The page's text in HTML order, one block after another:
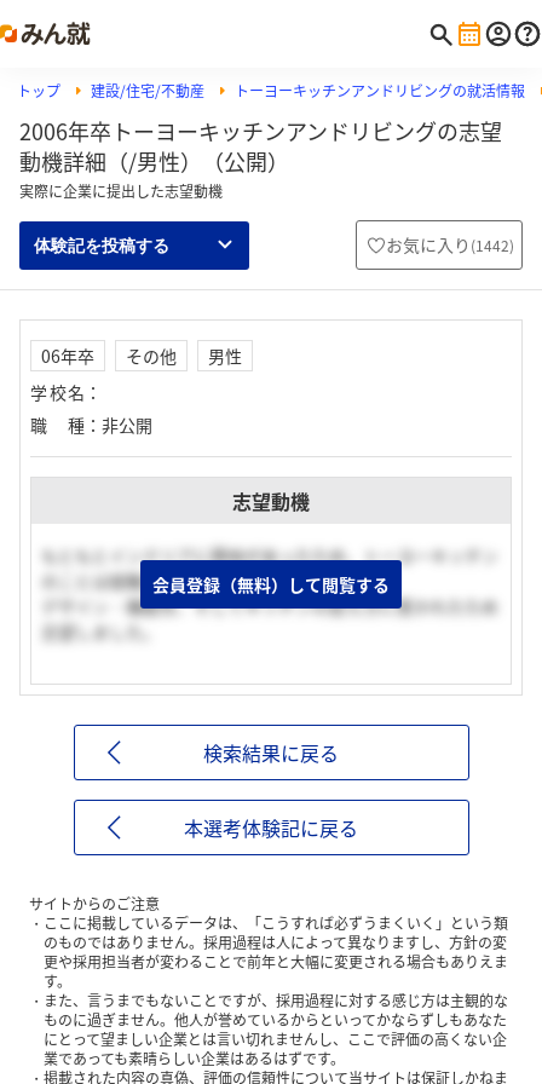
トップ 建設/住宅/不動産 トーヨーキッチンアンドリビングの就活情報
2006年卒トーヨーキッチンアンドリビングの志望
動機詳細（/男性）（公開）
実際に企業に提出した志望動機
体験記を投稿する お気に入り (1442)
06年卒 その他
男性
学校名 ：
職種 ： 非公開
志望動機
もともとインテリアに興味があったため、トーヨーキッチン
のことは就職活動以前から知っていて、
デザイン・機能性、そしてキッチンの捉え方に惹かれたため
志望しました。
会員登録（無料）して閲覧する
検索結果に戻る
本選考体験記に戻る
サイトからのご注意
ここに掲載しているデータは、「こうすれば必ずうまくいく」という類
のものではありません。採用過程は人によって異なりますし、方針の変
更や採用担当者が変わることで前年と大幅に変更される場合もありえま
す。
また、言うまでもないことですが、採用過程に対する感じ方は主観的な
ものに過ぎません。他人が誉めているからといってかならずしもあなた
にとって望ましい企業とは言い切れませんし、ここで評価の高くない企
業であっても素晴らしい企業はあるはずです。
掲載された内容の真偽、評価の信頼性について当サイトは保証しかねま